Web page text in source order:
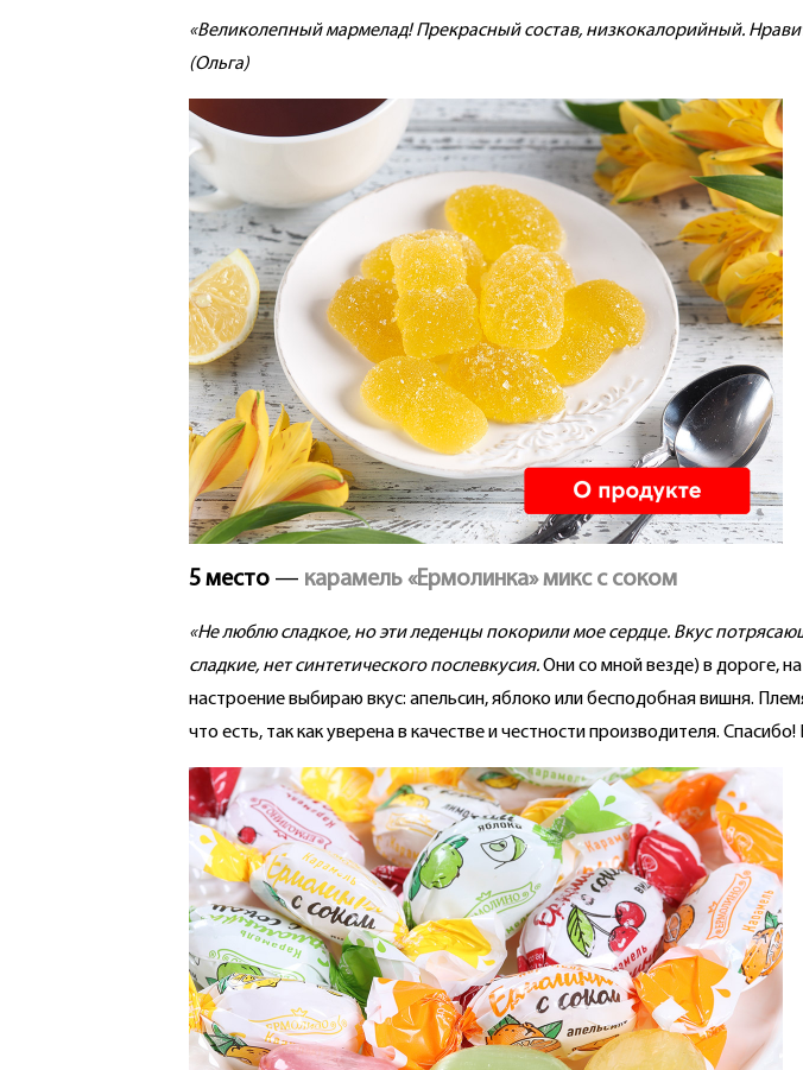
«Великолепный мармелад! Прекрасный состав, низкокалорийный.
(Ольга)
5 место — карамель «Ермолинка» микс с соком
«Не люблю сладкое, но эти леденцы покорили мое сердце. Вкус
сладкие, нет синтетического послевкусия.Они со мной везде) в дороге,
настроение выбираю вкус: апельсин, яблоко или бесподобная вишня.
что есть, так как уверена в качестве и честности производителя. Спасибо!